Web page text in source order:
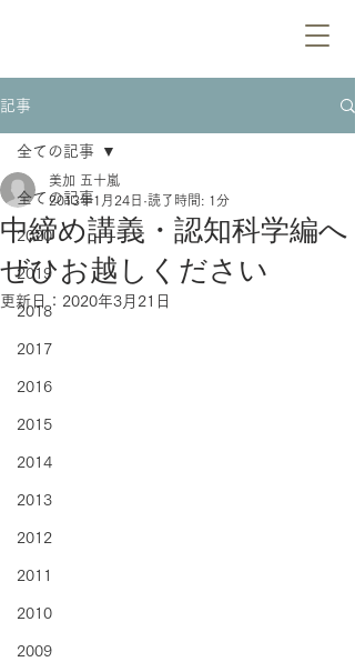
記事
全ての記事
2020
2019
2018
2017
2016
2015
2014
2013
2012
2011
2010
2009
全ての記事
中締め講義・認知科学編へ
ぜひお越しください
美加 五十嵐
2013年1月24日 読了時間: 1分
更新日： 2020年3月21日